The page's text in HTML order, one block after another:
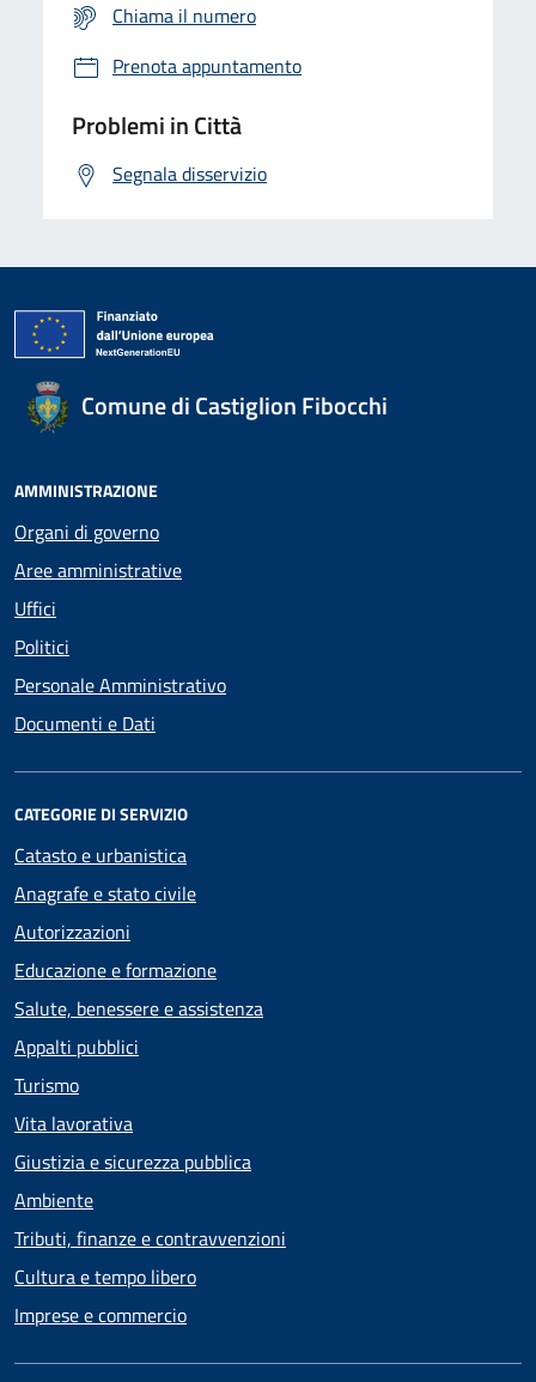
Chiama il numero
Prenota appuntamento
Problemi in Città
Segnala disservizio
Comune di Castiglion Fibocchi
AMMINISTRAZIONE
Organi di governo
Aree amministrative
Uffici
Politici
Personale Amministrativo
Documenti e Dati
CATEGORIE DI SERVIZIO
Catasto e urbanistica
Anagrafe e stato civile
Autorizzazioni
Educazione e formazione
Salute, benessere e assistenza
Appalti pubblici
Turismo
Vita lavorativa
Giustizia e sicurezza pubblica
Ambiente
Tributi, finanze e contravvenzioni
Cultura e tempo libero
Imprese e commercio